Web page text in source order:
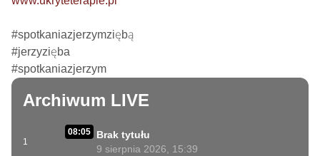
#spotkaniazjerzymziębą
#jerzyzięba
#spotkaniazjerzym
Archiwum LIVE
1
08:05
Brak tytułu
9 sierpnia 2026, 15:39